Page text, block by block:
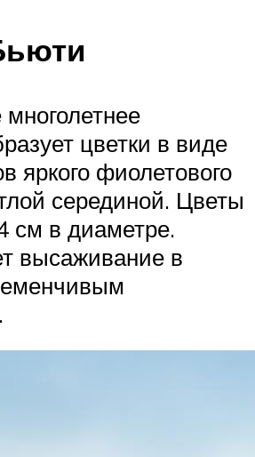
цветки в виде
яркого фиолетового
серединой. Цветы
см в диаметре.
высаживание в